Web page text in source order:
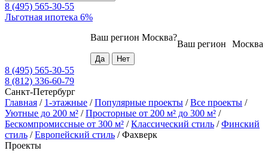
8 (495) 565-30-55
Льготная ипотека 6%
Москва
Ваш регион
Ваш регион Москва?
8 (495) 565-30-55
8 (812) 336-60-79
Санкт-Петербург
Главная / 1-этажные /Популярные проекты /Все проекты /
Уютные до 200 м² /Просторные от 200 м² до 300 м² /
Бескомпромиссные от 300 м² /Классический стиль /Финский
стиль /Европейский стиль /Фахверк
Проекты